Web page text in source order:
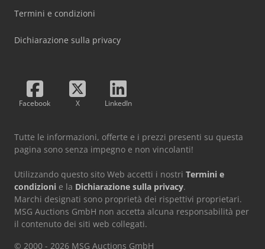
Termini e condizioni
Dichiarazione sulla privacy
Facebook X LinkedIn
Tutte le informazioni, offerte e i prezzi presenti su questa
pagina sono senza impegno e non vincolanti!
Utilizzando questo sito Web accetti i nostri Termini e
condizioni e la Dichiarazione sulla privacy.
Marchi designati sono proprietà dei rispettivi proprietari.
MSG Auctions GmbH non accetta alcuna responsabilità per
il contenuto dei siti web collegati.
© 2000 - 2026 MSG Auctions GmbH